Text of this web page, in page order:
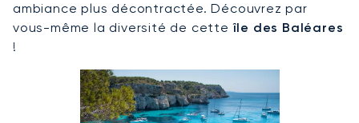
ambiance plus décontractée. Découvrez par
vous-même la diversité de cetteîle des Baléares
!